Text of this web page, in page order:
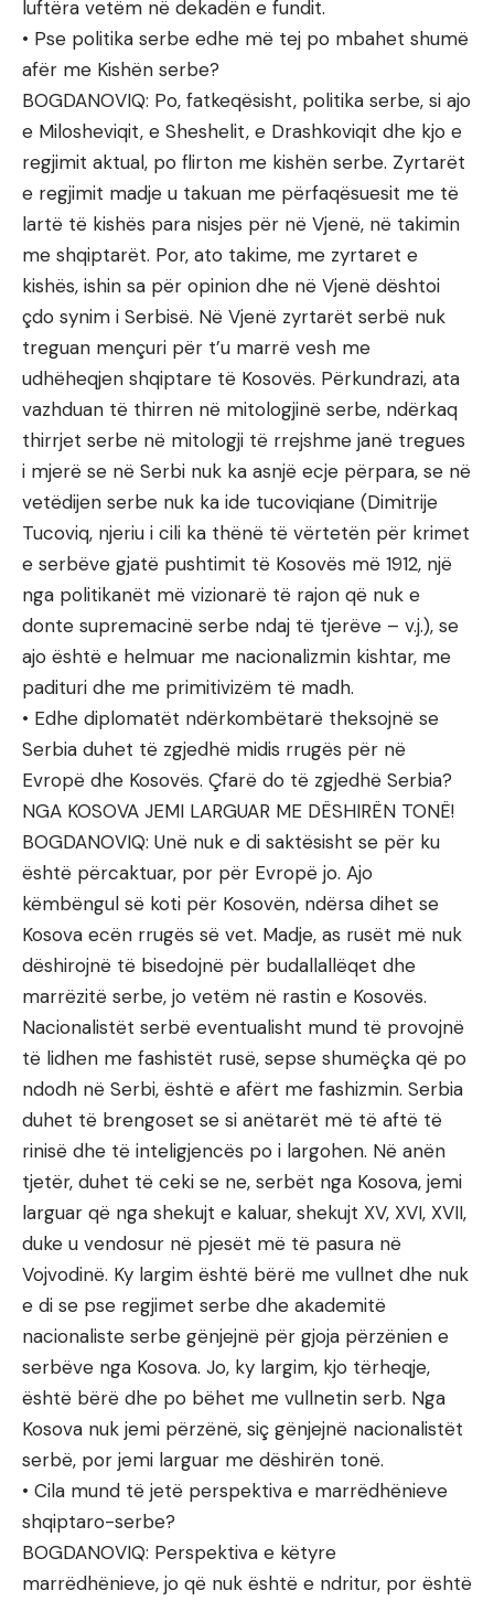
luftëra vetëm në dekadën e fundit.
• Pse politika serbe edhe më tej po mbahet shumë
afër me Kishën serbe?
BOGDANOVIQ: Po, fatkeqësisht, politika serbe, si ajo
e Milosheviqit, e Sheshelit, e Drashkoviqit dhe kjo e
regjimit aktual, po flirton me kishën serbe. Zyrtarët
e regjimit madje u takuan me përfaqësuesit me të
lartë të kishës para nisjes për në Vjenë, në takimin
me shqiptarët. Por, ato takime, me zyrtaret e
kishës, ishin sa për opinion dhe në Vjenë dështoi
çdo synim i Serbisë. Në Vjenë zyrtarët serbë nuk
treguan mençuri për t’u marrë vesh me
udhëheqjen shqiptare të Kosovës. Përkundrazi, ata
vazhduan të thirren në mitologjinë serbe, ndërkaq
thirrjet serbe në mitologji të rrejshme janë tregues
i mjerë se në Serbi nuk ka asnjë ecje përpara, se në
vetëdijen serbe nuk ka ide tucoviqiane (Dimitrije
Tucoviq, njeriu i cili ka thënë të vërtetën për krimet
e serbëve gjatë pushtimit të Kosovës më 1912, një
nga politikanët më vizionarë të rajon që nuk e
donte supremacinë serbe ndaj të tjerëve – v.j.), se
ajo është e helmuar me nacionalizmin kishtar, me
padituri dhe me primitivizëm të madh.
• Edhe diplomatët ndërkombëtarë theksojnë se
Serbia duhet të zgjedhë midis rrugës për në
Evropë dhe Kosovës. Çfarë do të zgjedhë Serbia?
NGA KOSOVA JEMI LARGUAR ME DËSHIRËN TONË!
BOGDANOVIQ: Unë nuk e di saktësisht se për ku
është përcaktuar, por për Evropë jo. Ajo
këmbëngul së koti për Kosovën, ndërsa dihet se
Kosova ecën rrugës së vet. Madje, as rusët më nuk
dëshirojnë të bisedojnë për budallallëqet dhe
marrëzitë serbe, jo vetëm në rastin e Kosovës.
Nacionalistët serbë eventualisht mund të provojnë
të lidhen me fashistët rusë, sepse shumëçka që po
ndodh në Serbi, është e afërt me fashizmin. Serbia
duhet të brengoset se si anëtarët më të aftë të
rinisë dhe të inteligjencës po i largohen. Në anën
tjetër, duhet të ceki se ne, serbët nga Kosova, jemi
larguar që nga shekujt e kaluar, shekujt XV, XVI, XVII,
duke u vendosur në pjesët më të pasura në
Vojvodinë. Ky largim është bërë me vullnet dhe nuk
e di se pse regjimet serbe dhe akademitë
nacionaliste serbe gënjejnë për gjoja përzënien e
serbëve nga Kosova. Jo, ky largim, kjo tërheqje,
është bërë dhe po bëhet me vullnetin serb. Nga
Kosova nuk jemi përzënë, siç gënjejnë nacionalistët
serbë, por jemi larguar me dëshirën tonë.
• Cila mund të jetë perspektiva e marrëdhënieve
shqiptaro-serbe?
BOGDANOVIQ: Perspektiva e këtyre
marrëdhënieve, jo që nuk është e ndritur, por është